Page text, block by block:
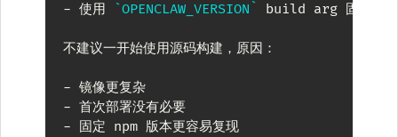
- 使用 `OPENCLAW_VERSION` build arg 固定
不建议一开始使用源码构建，原因：
-
-
- 固定 npm 版本更容易复现